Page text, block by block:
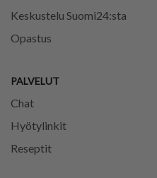
Keskustelu Suomi24:sta
Opastus
PALVELUT
Chat
Hyötylinkit
Reseptit